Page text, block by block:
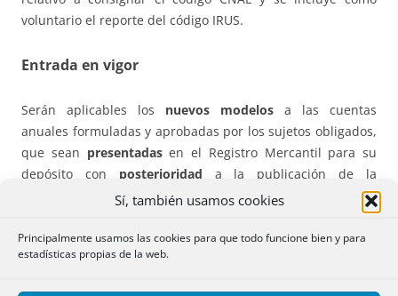
Sí, también usamos cookies
Principalmente usamos las cookies para que todo funcione bien y para
estadísticas propias de la web.
voluntario el reporte del código IRUS.
Entrada en vigor
Serán aplicables los nuevos modelos a las cuentas
anuales formuladas y aprobadas por los sujetos obligados,
que sean presentadasen el Registro Mercantil para su
depósito con posterioridad a la publicación de la
resolución en el BOE de 3 de junio de 2025.
Cuentas consolidadas